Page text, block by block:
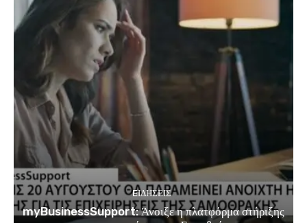
EΙΔΗΣΕΙΣ
myBusinessSupport: Άνοιξε η πλατφόρμα στήριξης